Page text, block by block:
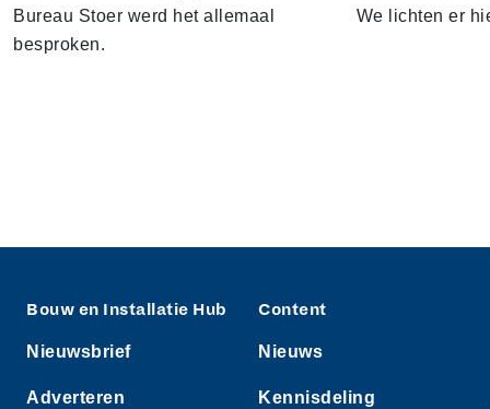
Bureau Stoer werd het allemaal
besproken.
We lichten er
Bouw en Installatie Hub
Nieuwsbrief
Adverteren
Content
Nieuws
Kennisdeling